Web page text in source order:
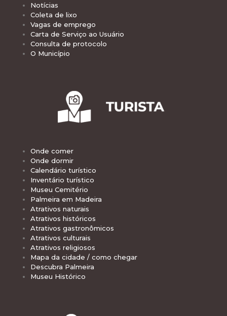
Notícias
Coleta de lixo
Vagas de emprego
Carta de Serviço ao Usuário
Consulta de protocolo
O Município
Onde comer
Onde dormir
Calendário turístico
Inventário turístico
Museu Cemitério
Palmeira em Madeira
Atrativos naturais
Atrativos históricos
Atrativos gastronômicos
Atrativos culturais
Atrativos religiosos
Mapa da cidade / como chegar
Descubra Palmeira
Museu Histórico